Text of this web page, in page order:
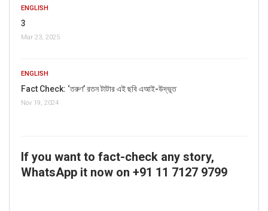
ENGLISH
3
Mar 23, 2025
ENGLISH
Fact Check: ‘তরুণ’ রতন টাটার এই ছবি এআই-উদ্ভূত
Nov 19, 2024
If you want to fact-check any story,
WhatsApp it now on +91 11 7127 9799